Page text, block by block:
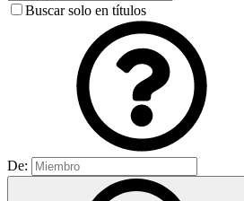
Buscar solo en títulos
De: